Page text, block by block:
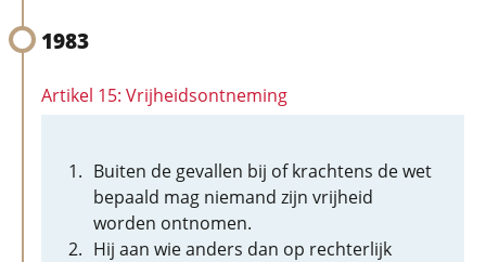
1983
Artikel 15: Vrijheidsontneming
Buiten de gevallen bij of krachtens de wet
bepaald mag niemand zijn vrijheid
worden ontnomen.
Hij aan wie anders dan op rechterlijk